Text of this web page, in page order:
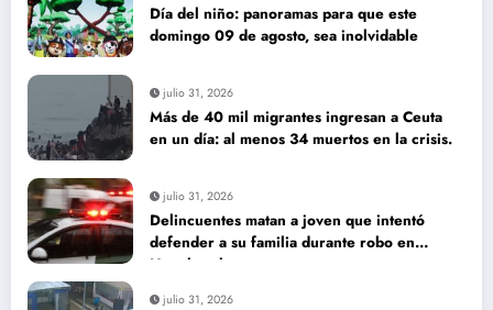
Día del niño: panoramas para que este
domingo 09 de agosto, sea inolvidable
julio 31, 2026
Más de 40 mil migrantes ingresan a Ceuta
en un día: al menos 34 muertos en la crisis.
julio 31, 2026
Delincuentes matan a joven que intentó
defender a su familia durante robo en
Huechuraba
julio 31, 2026